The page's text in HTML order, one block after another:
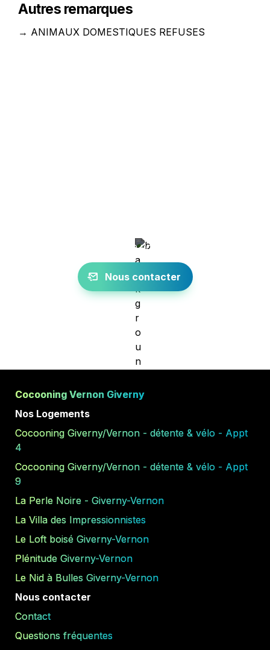
Autres remarques
→ ANIMAUX DOMESTIQUES REFUSES
un plaisir de vous aider
Nous contacter
Cocooning Vernon Giverny
Nos Logements
Cocooning Giverny/Vernon - détente & vélo - Appt
4
Cocooning Giverny/Vernon - détente & vélo - Appt
9
La Perle Noire - Giverny-Vernon
La Villa des Impressionnistes
Le Loft boisé Giverny-Vernon
Plénitude Giverny-Vernon
Le Nid à Bulles Giverny-Vernon
Nous contacter
Contact
Questions fréquentes